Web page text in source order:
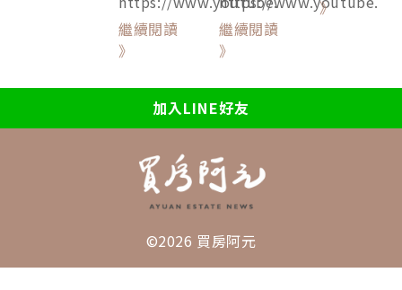
繼續閱讀
》
繼續閱讀
》
》
加入LINE好友
©2026 買房阿元